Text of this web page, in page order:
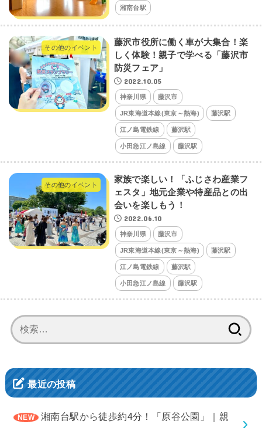
湘南台駅
その他のイベント
藤沢市役所に働く車が大集合！楽
しく体験！親子で学べる「藤沢市
防災フェア」
2022.10.05
神奈川県 藤沢市
JR東海道本線(東京～熱海) 藤沢駅
江ノ島電鉄線 藤沢駅
小田急江ノ島線 藤沢駅
その他のイベント
家族で楽しい！「ふじさわ産業フ
ェスタ」地元企業や特産品との出
会いを楽しもう！
2022.06.10
神奈川県 藤沢市
JR東海道本線(東京～熱海) 藤沢駅
江ノ島電鉄線 藤沢駅
小田急江ノ島線 藤沢駅
索:
最近の投稿
湘南台駅から徒歩約4分！「原谷公園」｜親